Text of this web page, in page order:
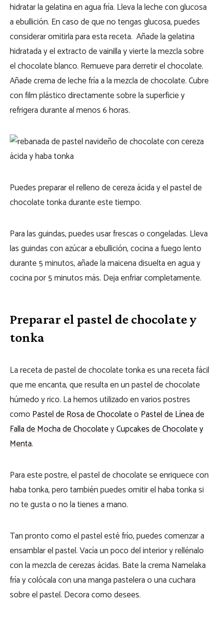
hidratar la gelatina en agua fría. Lleva la leche con glucosa
a ebullición. En caso de que no tengas glucosa, puedes
considerar omitirla para esta receta. Añade la gelatina
hidratada y el extracto de vainilla y vierte la mezcla sobre
el chocolate blanco. Remueve para derretir el chocolate.
Añade crema de leche fría a la mezcla de chocolate. Cubre
con film plástico directamente sobre la superficie y
refrigera durante al menos 6 horas.
Puedes preparar el relleno de cereza ácida y el pastel de
chocolate tonka durante este tiempo.
Para las guindas, puedes usar frescas o congeladas. Lleva
las guindas con azúcar a ebullición, cocina a fuego lento
durante 5 minutos, añade la maicena disuelta en agua y
cocina por 5 minutos más. Deja enfriar completamente.
Preparar el pastel de chocolate y
tonka
La receta de pastel de chocolate tonka es una receta fácil
que me encanta, que resulta en un pastel de chocolate
húmedo y rico. La hemos utilizado en varios postres
comoPastel de Rosa de ChocolateoPastel de Línea de
Falla de Mocha de ChocolateyCupcakes de Chocolate y
Menta.
Para este postre, el pastel de chocolate se enriquece con
haba tonka, pero también puedes omitir el haba tonka si
no te gusta o no la tienes a mano.
Tan pronto como el pastel esté frío, puedes comenzar a
ensamblar el pastel. Vacía un poco del interior y rellénalo
con la mezcla de cerezas ácidas. Bate la crema Namelaka
fría y colócala con una manga pastelera o una cuchara
sobre el pastel. Decora como desees.